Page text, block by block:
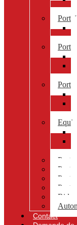
Contact